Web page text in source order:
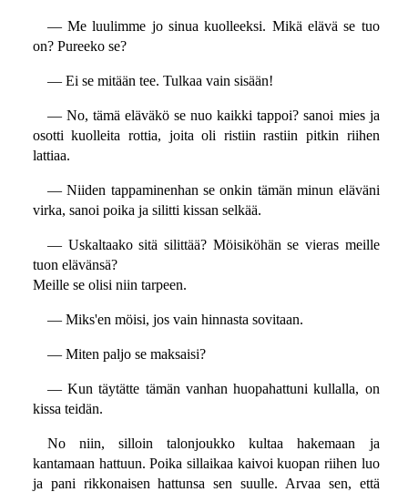
— Me luulimme jo sinua kuolleeksi. Mikä elävä se tuo
on? Pureeko se?
— Ei se mitään tee. Tulkaa vain sisään!
— No, tämä eläväkö se nuo kaikki tappoi? sanoi mies ja
osotti kuolleita rottia, joita oli ristiin rastiin pitkin riihen
lattiaa.
— Niiden tappaminenhan se onkin tämän minun eläväni
virka, sanoi poika ja silitti kissan selkää.
— Uskaltaako sitä silittää? Möisiköhän se vieras meille
tuon elävänsä?
Meille se olisi niin tarpeen.
— Miks'en möisi, jos vain hinnasta sovitaan.
— Miten paljo se maksaisi?
— Kun täytätte tämän vanhan huopahattuni kullalla, on
kissa teidän.
No niin, silloin talonjoukko kultaa hakemaan ja
kantamaan hattuun. Poika sillaikaa kaivoi kuopan riihen luo
ja pani rikkonaisen hattunsa sen suulle. Arvaa sen, että